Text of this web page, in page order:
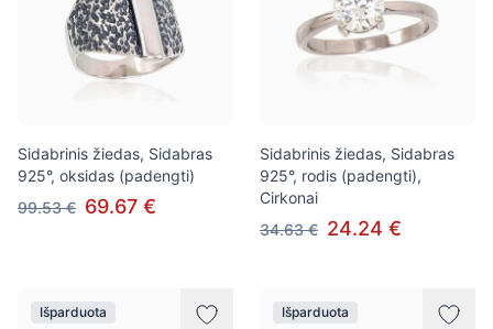
Sidabrinis žiedas, Sidabras
925°, oksidas (padengti)
99.53 € 69.67 €
Sidabrinis žiedas, Sidabras
925°, rodis (padengti),
Cirkonai
34.63 € 24.24 €
Išparduota Išparduota